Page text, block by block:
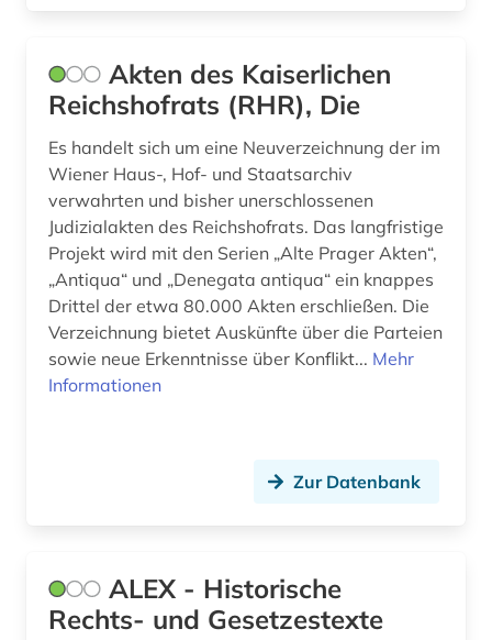
bürokratie (1)
chemie (7)
china (1)
codierung (1)
commonwealth (5)
copyright (1)
corona (1)
datenauswertung (1)
design (2)
Akten des Kaiserlichen
Reichshofrats (RHR), Die
Es handelt sich um eine Neuverzeichnung der im
Wiener Haus-, Hof- und Staatsarchiv
verwahrten und bisher unerschlossenen
Judizialakten des Reichshofrats. Das langfristige
Projekt wird mit den Serien „Alte Prager Akten“,
„Antiqua“ und „Denegata antiqua“ ein knappes
Drittel der etwa 80.000 Akten erschließen. Die
Verzeichnung bietet Auskünfte über die Parteien
sowie neue Erkenntnisse über Konflikt... Mehr
Informationen
Zur Datenbank
ALEX - Historische
Rechts- und Gesetzestexte